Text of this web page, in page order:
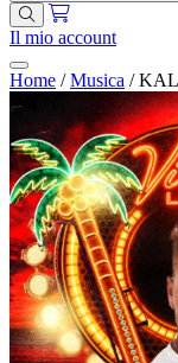
Il mio account
Home / Musica /